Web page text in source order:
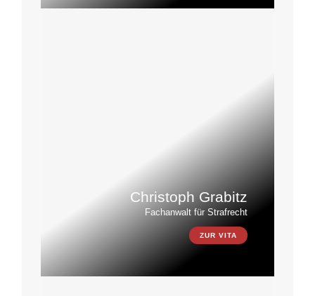
Christoph Grabitz
Fachanwalt für Strafrecht
ZUR VITA